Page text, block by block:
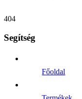
404
Segítség
Főoldal